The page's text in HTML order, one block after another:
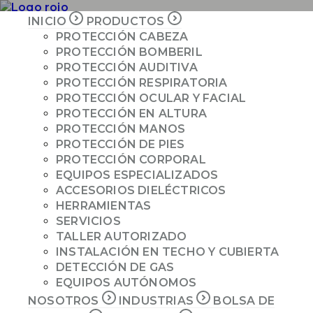
INICIO
PRODUCTOS
NOSOTROS
INDUSTRIAS
COTIZAR
Especificaciones técnicas
Casco V-Gard Tipo I y modelo safari. Cumple con los
más altos niveles de protección contra impacto y
penetración. Suspención con exclusivo ajuste de 4
puntos. Compatible con la protección auditiva MSA
incorporable a casco, visores y sus respectivos soportes.
Moldeado en HDPE, el V-Gard es ligero, cómodo y de
INICIO
PRODUCTOS
PROTECCIÓN CABEZA
PROTECCIÓN BOMBERIL
PROTECCIÓN AUDITIVA
PROTECCIÓN RESPIRATORIA
PROTECCIÓN OCULAR Y FACIAL
PROTECCIÓN EN ALTURA
PROTECCIÓN MANOS
PROTECCIÓN DE PIES
PROTECCIÓN CORPORAL
EQUIPOS ESPECIALIZADOS
ACCESORIOS DIELÉCTRICOS
HERRAMIENTAS
SERVICIOS
TALLER AUTORIZADO
INSTALACIÓN EN TECHO Y CUBIERTA
DETECCIÓN DE GAS
EQUIPOS AUTÓNOMOS
NOSOTROS
INDUSTRIAS
BOLSA DE